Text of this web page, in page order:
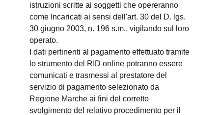
istruzioni scritte ai soggetti che opereranno
come Incaricati ai sensi dell'art. 30 del D. lgs.
30 giugno 2003, n. 196 s.m., vigilando sul loro
operato.
I dati pertinenti al pagamento effettuato tramite
lo strumento del RID online potranno essere
comunicati e trasmessi al prestatore del
servizio di pagamento selezionato da
Regione Marche ai fini del corretto
svolgimento del relativo procedimento per il